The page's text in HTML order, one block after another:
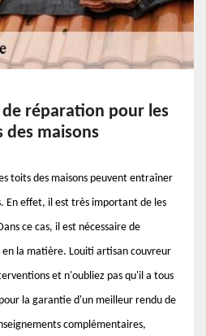
réparation pour les
maisons
toits des maisons peuvent entraîner
En effet, il est très important de les
ce cas, il est nécessaire de
la matière. Louiti artisan couvreur
et n'oubliez pas qu'il a tous
la garantie d'un meilleur rendu de
complémentaires,